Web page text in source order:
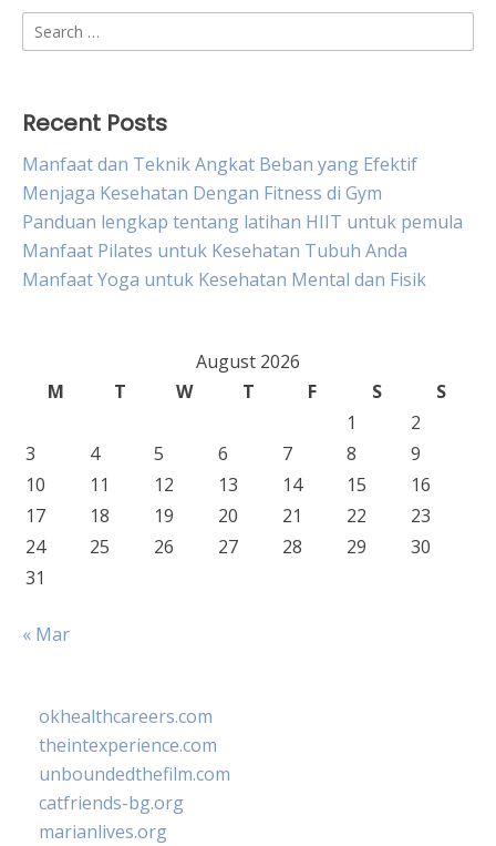
Search
for:
Recent Posts
Manfaat dan Teknik Angkat Beban yang Efektif
Menjaga Kesehatan Dengan Fitness di Gym
Panduan lengkap tentang latihan HIIT untuk pemula
Manfaat Pilates untuk Kesehatan Tubuh Anda
Manfaat Yoga untuk Kesehatan Mental dan Fisik
August 2026
M
T W T F S
S
1
2
3
4 5 6 7 8
9
10
11 12 13 14 15
16
17
18 19 20 21 22
23
24
25 26 27 28 29
30
31
« Mar
okhealthcareers.com
theintexperience.com
unboundedthefilm.com
catfriends-bg.org
marianlives.org